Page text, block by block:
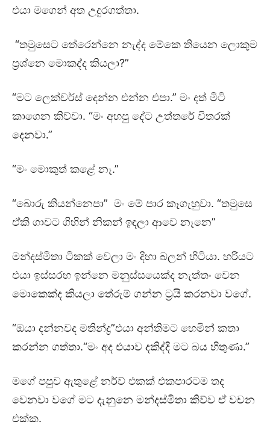
එයා මගෙන් අත උදුරගත්තා.
“තමුසෙට තේරෙන්නෙ නැද්ද මේකෙ තියෙන ලොකුම
ප්‍රශ්නෙ මොකද්ද කියලා?”
“මට ලෙක්චර්ස් දෙන්න එන්න එපා.” මං දත් මිටි
කාගෙන කිව්වා. “මං අහපු දේට උත්තරේ විතරක්
දෙනවා.”
“මං මොකුත් කළේ නෑ.”
“බොරු කියන්නෙපා” මං මේ පාර කෑගැහුවා. “තමුසෙ
ඒකි ගාවට ගිහින් නිකන් ඉඳලා ආවෙ නෑනෙ”
මන්දස්මිතා ටිකක් වෙලා මං දිහා බලන් හිටියා. හරියට
එයා ඉස්සරහ ඉන්නෙ මනුස්සයෙක්ද නැත්තං වෙන
මොකෙක්ද කියලා තේරුම් ගන්න ට්‍රයි කරනවා වගේ.
“ඔයා දන්නවද මතින්ද්‍ර”එයා අන්තිමට හෙමින් කතා
කරන්න ගත්තා.“මං අද එයාව දකිද්දි මට බය හිතුණා.”
මගේ පපුව ඇතුළේ නර්ව් එකක් එකපාරටම තද
වෙනවා වගේ මට දැනුනෙ මන්දස්මිතා කිව්ව ඒ වචන
එක්ක.